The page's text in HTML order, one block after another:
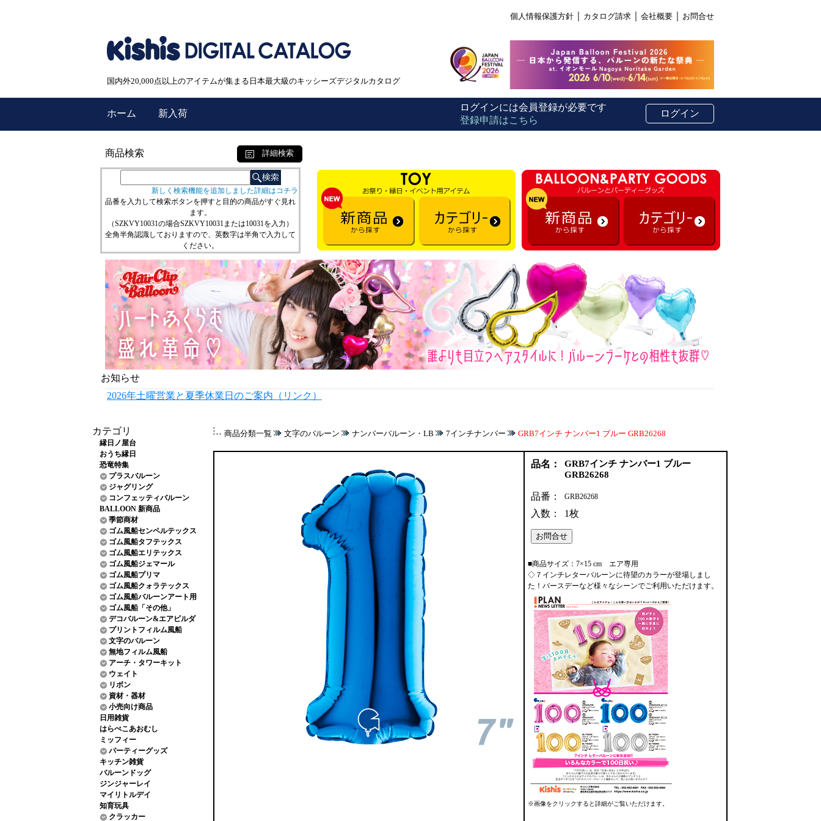
個人情報保護方針 カタログ請求 会社概要 お問合せ
国内外20,000点以上のアイテムが集まる日本最大級のキッシーズデジタルカタログ
ホーム 新入荷
ログインには会員登録が必要です
登録申請はこちら
ログイン
商品検索 詳細検索
新しく検索機能を追加しました詳細はコチラ
品番を入力して検索ボタンを押すと目的の商品がすぐ見れ
ます。
（SZKVY10031の場合SZKVY10031または10031を入力）
全角半角認識しておりますので、英数字は半角で入力して
ください。
お知らせ
2026年土曜営業と夏季休業日のご案内（リンク）
カテゴリ
縁日ノ屋台
おうち縁日
恐竜特集
プラスバルーン
ジャグリング
コンフェッティバルーン
BALLOON 新商品
季節商材
ゴム風船センペルテックス
ゴム風船タフテックス
ゴム風船エリテックス
ゴム風船ジェマール
ゴム風船プリマ
ゴム風船クォラテックス
ゴム風船バルーンアート用
ゴム風船「その他」
デコバルーン&エアビルダ
プリントフィルム風船
文字のバルーン
無地フィルム風船
アーチ・タワーキット
ウェイト
リボン
資材・器材
小売向け商品
日用雑貨
はらぺこあおむし
ミッフィー
パーティーグッズ
キッチン雑貨
バルーンドッグ
ジンジャーレイ
マイリトルデイ
知育玩具
クラッカー
商品分類一覧 文字のバルーン ナンバーバルーン・LB 7インチナンバー GRB7インチ ナンバー1 ブルー GRB26268
品名：
GRB7インチ ナンバー1 ブルー
GRB26268
品番： GRB26268
入数： 1枚
■商品サイズ：7×15 cm エア専用
◇７インチレターバルーンに待望のカラーが登場しまし
た！バースデーなど様々なシーンでご利用いただけます。
※画像をクリックすると詳細がご覧いただけます。